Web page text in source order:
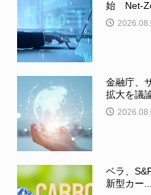
始 Net-
金融庁、
拡大を議
ベラ、
新型カー...